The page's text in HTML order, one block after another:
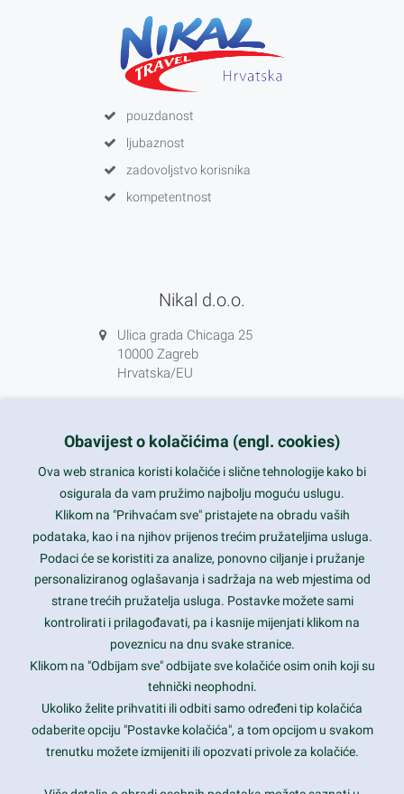
pouzdanost
ljubaznost
zadovoljstvo korisnika
kompetentnost
Nikal d.o.o.
Ulica grada Chicaga 25
10000 Zagreb
Hrvatska/EU
info@nikal.hr
HR-AB-01-080761107
ponedjeljak-petak 8-16h
Nazovite nas na besplatni telefon:
0800 85 66
Tečaj konverzije 1 EUR = 7,53450 kn
Obavijest o kolačićima (engl. cookies)
Ova web stranica koristi kolačiće i slične tehnologije kako bi
osigurala da vam pružimo najbolju moguću uslugu.
Klikom na "Prihvaćam sve" pristajete na obradu vaših
podataka, kao i na njihov prijenos trećim pružateljima usluga.
Podaci će se koristiti za analize, ponovno ciljanje i pružanje
personaliziranog oglašavanja i sadržaja na web mjestima od
strane trećih pružatelja usluga. Postavke možete sami
kontrolirati i prilagođavati, pa i kasnije mijenjati klikom na
poveznicu na dnu svake stranice.
Klikom na "Odbijam sve" odbijate sve kolačiće osim onih koji su
tehnički neophodni.
Ukoliko želite prihvatiti ili odbiti samo određeni tip kolačića
odaberite opciju "Postavke kolačića", a tom opcijom u svakom
trenutku možete izmijeniti ili opozvati privole za kolačiće.